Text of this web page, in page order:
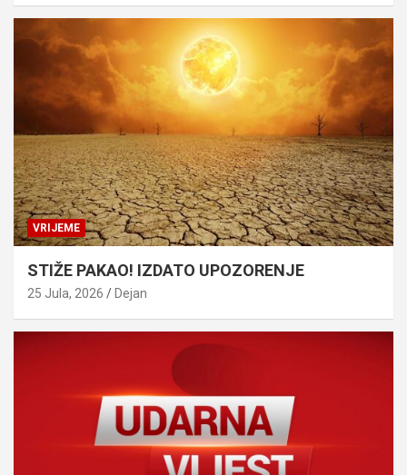
VRIJEME
STIŽE PAKAO! IZDATO UPOZORENJE
25 Jula, 2026 Dejan